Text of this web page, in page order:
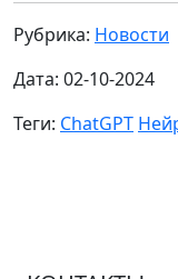
Рубрика: Новости
Дата: 02-10-2024
Теги: ChatGPT